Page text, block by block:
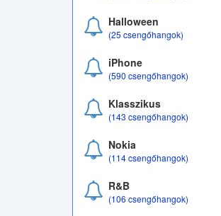
Halloween
(25 csengőhangok)
iPhone
(590 csengőhangok)
Klasszikus
(143 csengőhangok)
Nokia
(114 csengőhangok)
R&B
(106 csengőhangok)